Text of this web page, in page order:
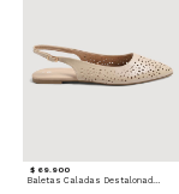
$ 69.900
Baletas Caladas Destalonadas